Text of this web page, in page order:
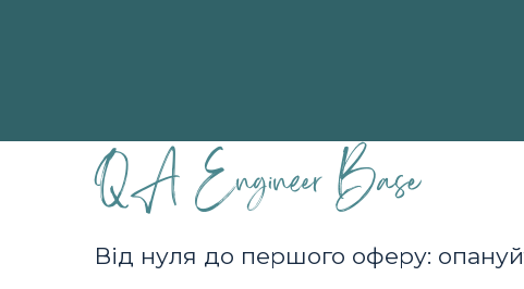
QA Engineer Base
Від нуля до першого оферу: